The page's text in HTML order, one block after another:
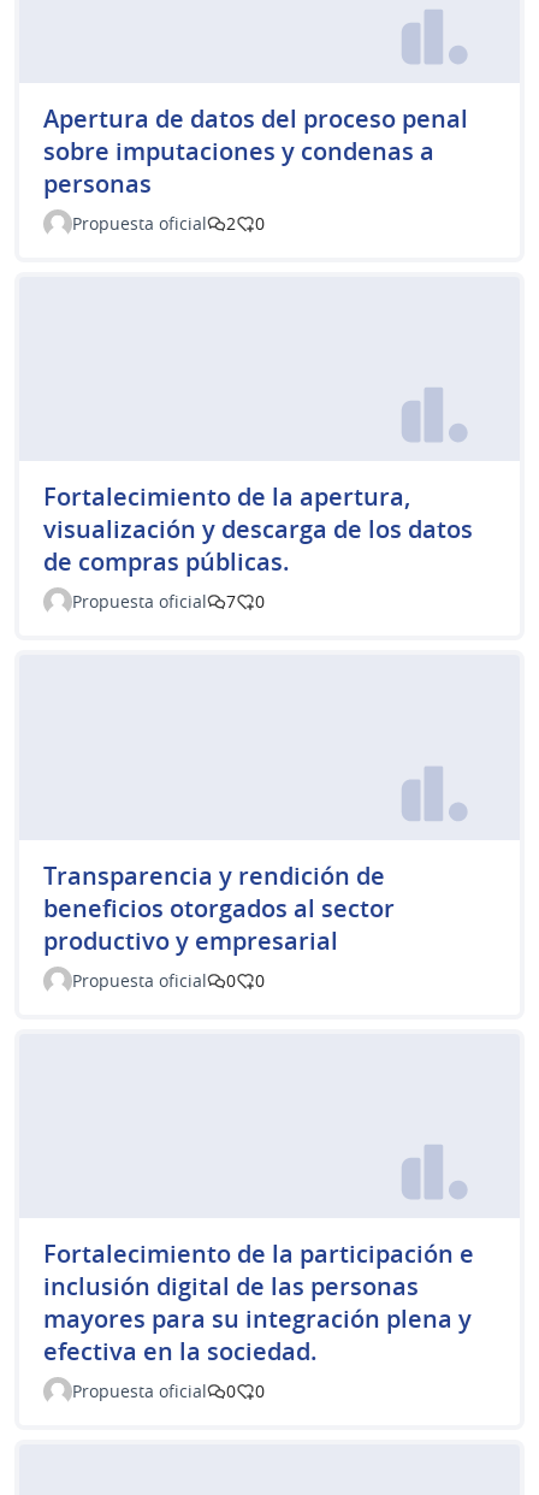
Apertura de datos del proceso penal
sobre imputaciones y condenas a
personas
Propuesta oficial 2 0
Fortalecimiento de la apertura,
visualización y descarga de los datos
de compras públicas.
Propuesta oficial 7 0
Transparencia y rendición de
beneficios otorgados al sector
productivo y empresarial
Propuesta oficial 0 0
Fortalecimiento de la participación e
inclusión digital de las personas
mayores para su integración plena y
efectiva en la sociedad.
Propuesta oficial 0 0